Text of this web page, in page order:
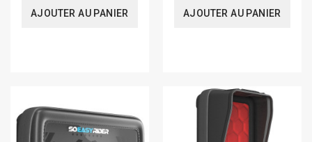
AJOUTER AU PANIER AJOUTER AU PANIER